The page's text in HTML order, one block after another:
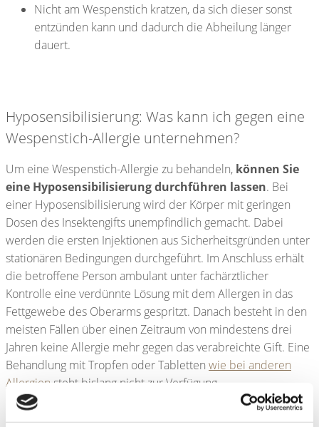
Nicht am Wespenstich kratzen, da sich dieser sonst
entzünden kann und dadurch die Abheilung länger
dauert.
Hyposensibilisierung: Was kann ich gegen eine
Wespenstich-Allergie unternehmen?
Um eine Wespenstich-Allergie zu behandeln, können Sie
eine Hyposensibilisierung durchführen lassen. Bei
einer Hyposensibilisierung wird der Körper mit geringen
Dosen des Insektengifts unempfindlich gemacht. Dabei
werden die ersten Injektionen aus Sicherheitsgründen unter
stationären Bedingungen durchgeführt. Im Anschluss erhält
die betroffene Person ambulant unter fachärztlicher
Kontrolle eine verdünnte Lösung mit dem Allergen in das
Fettgewebe des Oberarms gespritzt. Danach besteht in den
meisten Fällen über einen Zeitraum von mindestens drei
Jahren keine Allergie mehr gegen das verabreichte Gift. Eine
Behandlung mit Tropfen oder Tabletten wie bei anderen
Allergien steht bislang nicht zur Verfügung.